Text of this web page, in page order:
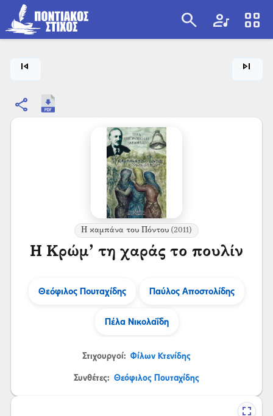
search artist view_cozy
skip_previous skip_next
share
Η καμπάνα του Πόντου (2011)
Η Κρώμ’ τη χαράς το πουλίν
Θεόφιλος Πουταχίδης Παύλος Αποστολίδης
Πέλα Νικολαΐδη
Στιχουργοί: Φίλων Κτενίδης
Συνθέτες: Θεόφιλος Πουταχίδης